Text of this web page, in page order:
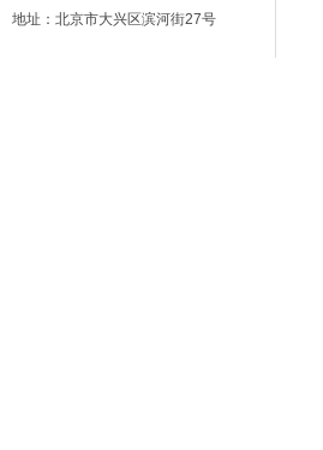
地址：北京市大兴区滨河街27号